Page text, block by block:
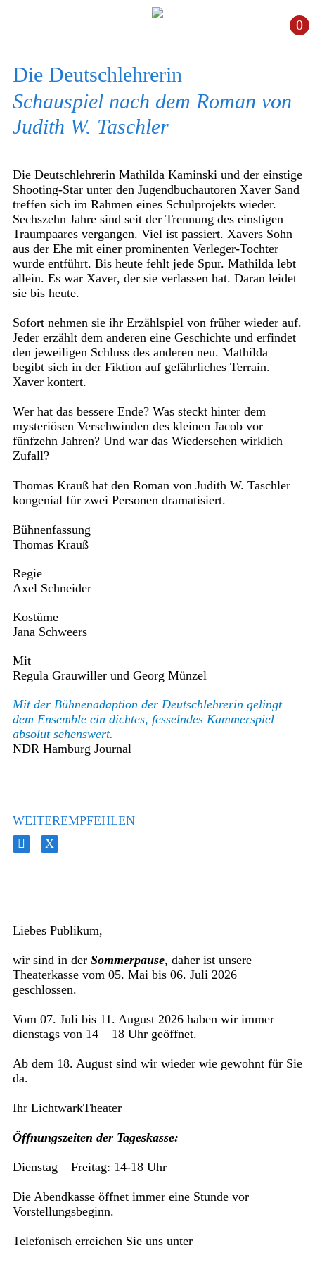
0
Die Deutschlehrerin
Schauspiel nach dem Roman von
Judith W. Taschler
Die Deutschlehrerin Mathilda Kaminski und der einstige
Shooting-Star unter den Jugendbuchautoren Xaver Sand
treffen sich im Rahmen eines Schulprojekts wieder.
Sechszehn Jahre sind seit der Trennung des einstigen
Traumpaares vergangen. Viel ist passiert. Xavers Sohn
aus der Ehe mit einer prominenten Verleger-Tochter
wurde entführt. Bis heute fehlt jede Spur. Mathilda lebt
allein. Es war Xaver, der sie verlassen hat. Daran leidet
sie bis heute.
Sofort nehmen sie ihr Erzählspiel von früher wieder auf.
Jeder erzählt dem anderen eine Geschichte und erfindet
den jeweiligen Schluss des anderen neu. Mathilda
begibt sich in der Fiktion auf gefährliches Terrain.
Xaver kontert.
Wer hat das bessere Ende? Was steckt hinter dem
mysteriösen Verschwinden des kleinen Jacob vor
fünfzehn Jahren? Und war das Wiedersehen wirklich
Zufall?
Thomas Krauß hat den Roman von Judith W. Taschler
kongenial für zwei Personen dramatisiert.
Bühnenfassung
Thomas Krauß
Regie
Axel Schneider
Kostüme
Jana Schweers
Mit
Regula Grauwiller und Georg Münzel
Mit der Bühnenadaption der Deutschlehrerin gelingt
dem Ensemble ein dichtes, fesselndes Kammerspiel –
absolut sehenswert.
NDR Hamburg Journal
WEITEREMPFEHLEN
Liebes Publikum,
wir sind in derSommerpause, daher ist unsere
Theaterkasse vom 05. Mai bis 06. Juli 2026
geschlossen.
Vom 07. Juli bis 11. August 2026 haben wir immer
dienstags von 14 – 18 Uhr geöffnet.
Ab dem 18. August sind wir wieder wie gewohnt für Sie
da.
Ihr LichtwarkTheater
Öffnungszeiten der Tageskasse:
Dienstag – Freitag: 14-18 Uhr
Die Abendkasse öffnet immer eine Stunde vor
Vorstellungsbeginn.
Telefonisch erreichen Sie uns unter